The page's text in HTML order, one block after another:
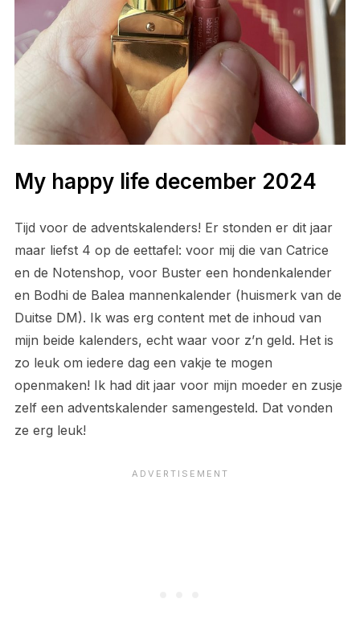
My happy life december 2024
Tijd voor de adventskalenders! Er stonden er dit jaar
maar liefst 4 op de eettafel: voor mij die van Catrice
en de Notenshop, voor Buster een hondenkalender
en Bodhi de Balea mannenkalender (huismerk van de
Duitse DM). Ik was erg content met de inhoud van
mijn beide kalenders, echt waar voor z’n geld. Het is
zo leuk om iedere dag een vakje te mogen
openmaken! Ik had dit jaar voor mijn moeder en zusje
zelf een adventskalender samengesteld. Dat vonden
ze erg leuk!